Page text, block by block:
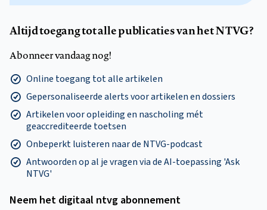
Altijd toegang tot alle publicaties van het NTVG?
Abonneer vandaag nog!
Online toegang tot alle artikelen
Gepersonaliseerde alerts voor artikelen en dossiers
Artikelen voor opleiding en nascholing mét
geaccrediteerde toetsen
Onbeperkt luisteren naar de NTVG-podcast
Antwoorden op al je vragen via de AI-toepassing 'Ask
NTVG'
Neem het digitaal ntvg abonnement